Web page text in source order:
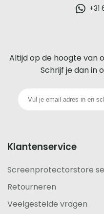
voor
iedere
telefoon
+31
Altijd op de hoogte van
Schrijf je dan in
Klantenservice
Screenprotectorstore
Retourneren
Veelgestelde vragen